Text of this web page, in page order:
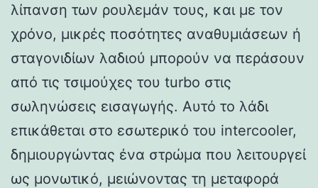
λίπανση των ρουλεμάν τους, και με τον
χρόνο, μικρές ποσότητες αναθυμιάσεων ή
σταγονιδίων λαδιού μπορούν να περάσουν
από τις τσιμούχες του turbo στις
σωληνώσεις εισαγωγής. Αυτό το λάδι
επικάθεται στο εσωτερικό του intercooler,
δημιουργώντας ένα στρώμα που λειτουργεί
ως μονωτικό, μειώνοντας τη μεταφορά